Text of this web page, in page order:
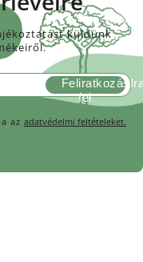
küldünk
az adatvédelmi feltételeket.
Feliratkozás